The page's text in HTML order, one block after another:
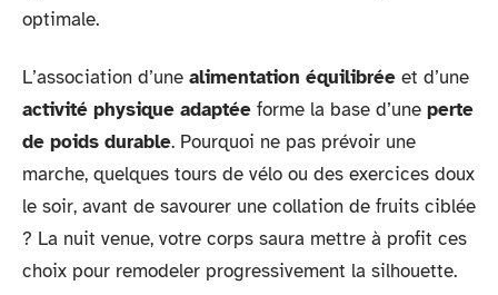
optimale.
L’association d’une alimentation équilibrée et d’une
activité physique adaptée forme la base d’une perte
de poids durable. Pourquoi ne pas prévoir une
marche, quelques tours de vélo ou des exercices doux
le soir, avant de savourer une collation de fruits ciblée
? La nuit venue, votre corps saura mettre à profit ces
choix pour remodeler progressivement la silhouette.